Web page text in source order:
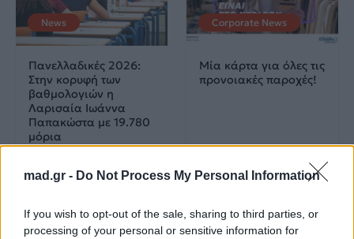
mad.gr - Do Not Process My Personal Information
If you wish to opt-out of the sale, sharing to third parties, or
processing of your personal or sensitive information for
News
Πανελλαδικές 2026:
Στην κορυφή των
βαθμολογιών η
Λαρισαία Ιωάννα
Παπακώστα με 19.780
μόρια
26.06.2026
Corporate News
Μία κάρτα για όλες τις
προνοιακές παροχές!
26.06.2026